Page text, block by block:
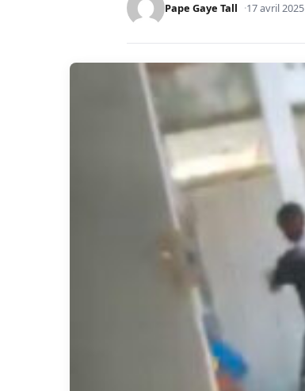
Pape Gaye Tall 17 avril 2025